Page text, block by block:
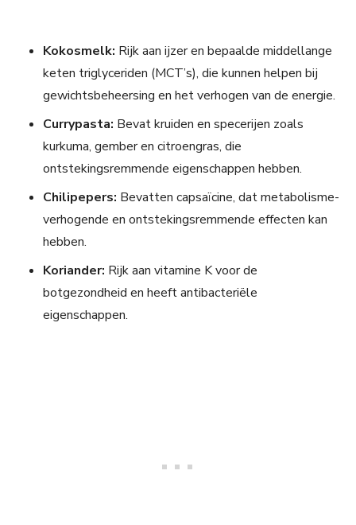
Kokosmelk: Rijk aan ijzer en bepaalde middellange
keten triglyceriden (MCT’s), die kunnen helpen bij
gewichtsbeheersing en het verhogen van de energie.
Currypasta: Bevat kruiden en specerijen zoals
kurkuma, gember en citroengras, die
ontstekingsremmende eigenschappen hebben.
Chilipepers: Bevatten capsaïcine, dat metabolisme-
verhogende en ontstekingsremmende effecten kan
hebben.
Koriander: Rijk aan vitamine K voor de
botgezondheid en heeft antibacteriële
eigenschappen.